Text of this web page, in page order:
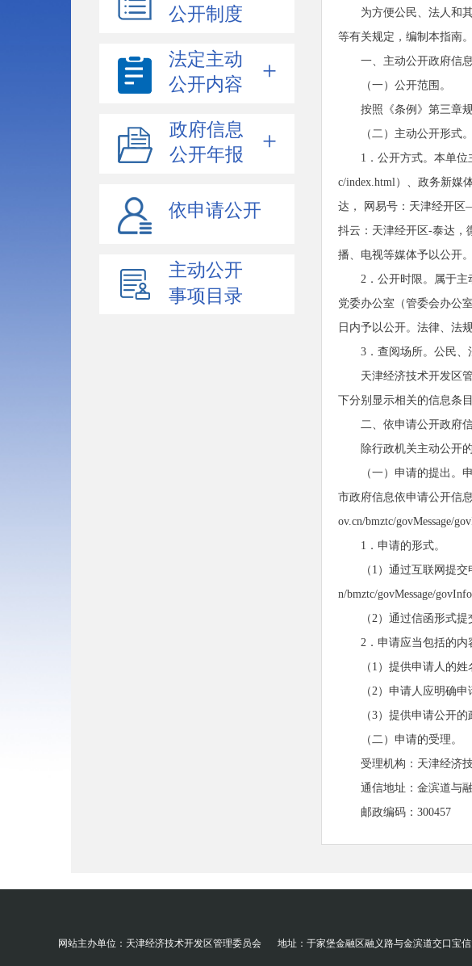
公开制度
法定主动
公开内容
政府信息
公开年报
依申请公开
主动公开
事项目录
为方便公民、法人和
等有关规定，编制本指南。
一、主动公开政府信息
（一）公开范围。
按照《条例》第三
（二）主动公开形式。
1．公开方式。本单
c/index.html）、政务新
达， 网易号：天津经开
抖云：天津经开区-泰达
播、电视等媒体予以公开。
2．公开时限。属于
党委办公室（管委会办公
日内予以公开。法律、法
3．查阅场所。公民、
天津经济技术开发区
下分别显示相关的信息条
二、依申请公开政府
除行政机关主动公开
（一）申请的提出。
市政府信息依申请公开信
ov.cn/bmztc/govMessage/
1．申请的形式。
（1）通过互联网提
n/bmztc/govMessage/
（2）通过信函形式
2．申请应当包括的内
（1）提供申请人的
（2）申请人应明确
（3）提供申请公开
（二）申请的受理。
受理机构：天津经济
通信地址：金滨道与
邮政编码：300457
网站主办单位：天津经济技术开发区管理委员会 地址：于家堡金融区融义路与金滨道交口宝